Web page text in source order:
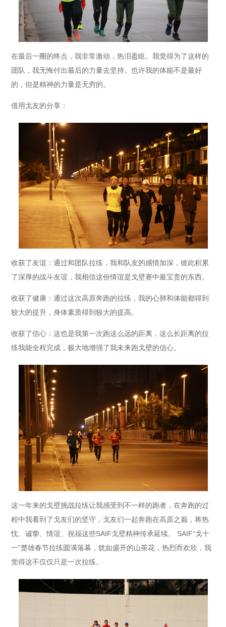
在最后一圈的终点，我非常激动，热泪盈眶。我觉得为了这样的
团队，我无悔付出最后的力量去坚持。也许我的体能不是最好
的，但是精神的力量是无穷的。
借用戈友的分享：
收获了友谊：通过和团队拉练，我和队友的感情加深，彼此积累
了深厚的战斗友谊，我相信这份情谊是戈壁赛中最宝贵的东西。
收获了健康：通过这次高原奔跑的拉练，我的心肺和体能都得到
较大的提升，身体素质得到较大的提高。
收获了信心：这也是我第一次跑这么远的距离，这么长距离的拉
练我能全程完成，极大地增强了我未来跑戈壁的信心。
这一年来的戈壁挑战拉练让我感受到不一样的跑者，在奔跑的过
程中我看到了戈友们的坚守，戈友们一起奔跑在高原之巅，将热
忱、诚挚、情谊、祝福这些SAIF戈壁精神传承延续。
SAIF“戈十
一”楚雄春节拉练圆满落幕，犹如盛开的山茶花，热烈而欢欣，我
觉得这不仅仅只是一次拉练。